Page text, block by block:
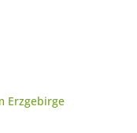
Erzgebirge